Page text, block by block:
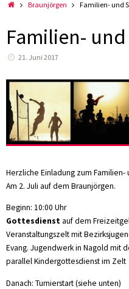
StartBraunjörgen Familien- und
Familien-
21. Juni 2017
Herzliche Einladung zum Familien-
Am 2. Juli auf dem Braunjörgen.
Beginn: 10:00 Uhr
Gottesdienst auf dem
Veranstaltungszelt mit
Evang. Jugendwerk in Nagold mit
parallel Kindergottesdienst im Zelt
Danach: Turnierstart (siehe unten)